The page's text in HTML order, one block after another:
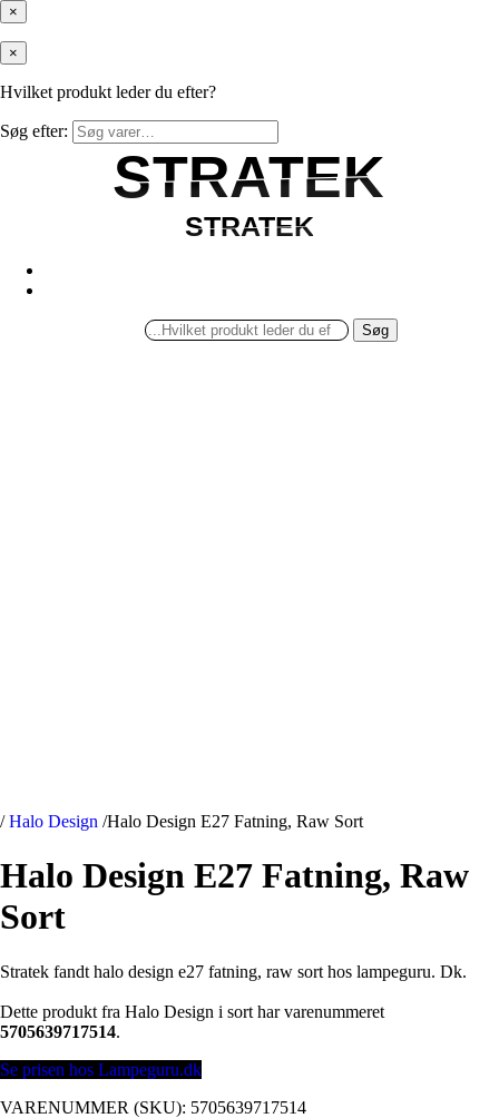
×
×
Hvilket produkt leder du efter?
Søg efter:
STRATEK
STRATEK
STRATEK
STRATEK
Søg
/ Halo Design /Halo Design E27 Fatning, Raw Sort
Halo Design E27 Fatning, Raw
Sort
Stratek fandt halo design e27 fatning, raw sort hos lampeguru. Dk.
Dette produkt fra Halo Design i sort har varenummeret
5705639717514.
Se prisen hos Lampeguru.dk
VARENUMMER (SKU): 5705639717514